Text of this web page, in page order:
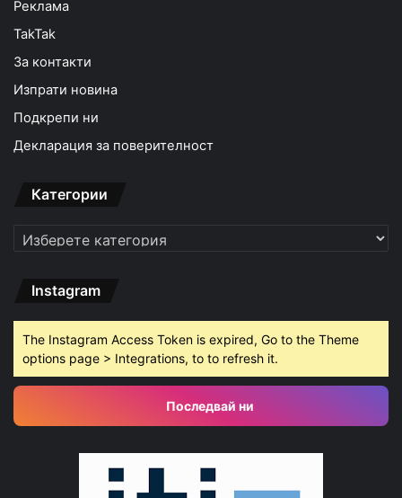
Реклама
TakTak
За контакти
Изпрати новина
Подкрепи ни
Декларация за поверителност
Категории
Категории
Instagram
The Instagram Access Token is expired, Go to the Theme
options page > Integrations, to to refresh it.
Последвай ни